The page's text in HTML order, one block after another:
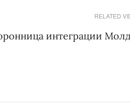
RELATED
интеграции